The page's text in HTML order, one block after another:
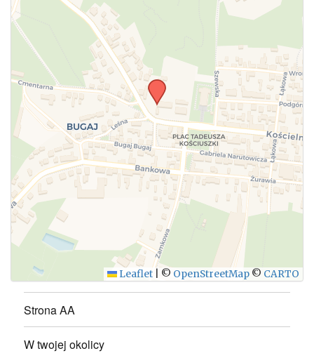
Leaflet © OpenStreetMap © CARTO
Strona AA
W twojej okolicy